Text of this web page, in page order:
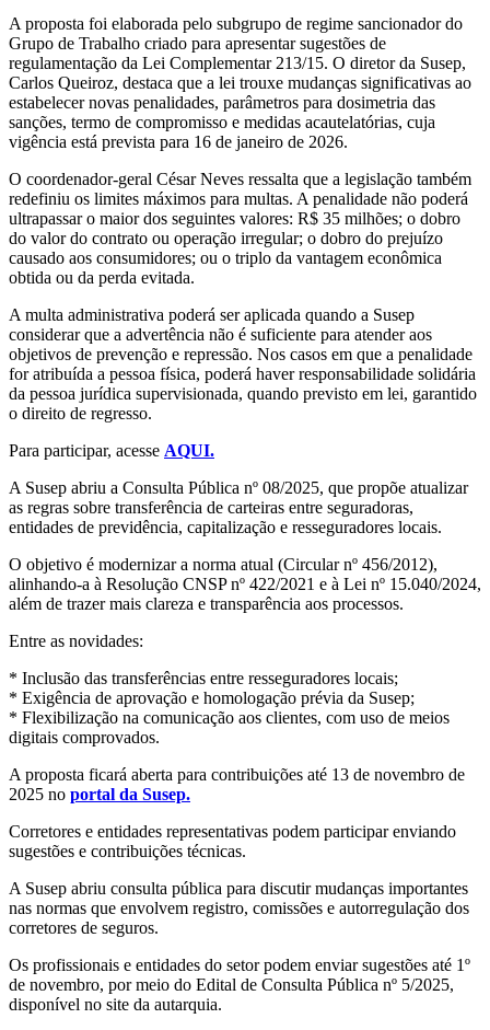
A proposta foi elaborada pelo subgrupo de regime sancionador do
Grupo de Trabalho criado para apresentar sugestões de
regulamentação da Lei Complementar 213/15. O diretor da Susep,
Carlos Queiroz, destaca que a lei trouxe mudanças significativas ao
estabelecer novas penalidades, parâmetros para dosimetria das
sanções, termo de compromisso e medidas acautelatórias, cuja
vigência está prevista para 16 de janeiro de 2026.
O coordenador-geral César Neves ressalta que a legislação também
redefiniu os limites máximos para multas. A penalidade não poderá
ultrapassar o maior dos seguintes valores: R$ 35 milhões; o dobro
do valor do contrato ou operação irregular; o dobro do prejuízo
causado aos consumidores; ou o triplo da vantagem econômica
obtida ou da perda evitada.
A multa administrativa poderá ser aplicada quando a Susep
considerar que a advertência não é suficiente para atender aos
objetivos de prevenção e repressão. Nos casos em que a penalidade
for atribuída a pessoa física, poderá haver responsabilidade solidária
da pessoa jurídica supervisionada, quando previsto em lei, garantido
o direito de regresso.
Para participar, acesse AQUI.
A Susep abriu a Consulta Pública nº 08/2025, que propõe atualizar
as regras sobre transferência de carteiras entre seguradoras,
entidades de previdência, capitalização e resseguradores locais.
O objetivo é modernizar a norma atual (Circular nº 456/2012),
alinhando-a à Resolução CNSP nº 422/2021 e à Lei nº 15.040/2024,
além de trazer mais clareza e transparência aos processos.
Entre as novidades:
* Inclusão das transferências entre resseguradores locais;
* Exigência de aprovação e homologação prévia da Susep;
* Flexibilização na comunicação aos clientes, com uso de meios
digitais comprovados.
A proposta ficará aberta para contribuições até 13 de novembro de
2025 no portal da Susep.
Corretores e entidades representativas podem participar enviando
sugestões e contribuições técnicas.
A Susep abriu consulta pública para discutir mudanças importantes
nas normas que envolvem registro, comissões e autorregulação dos
corretores de seguros.
Os profissionais e entidades do setor podem enviar sugestões até 1º
de novembro, por meio do Edital de Consulta Pública nº 5/2025,
disponível no site da autarquia.